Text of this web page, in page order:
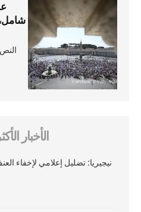
شامل،
الأخبار
نيجيريا: تضليل إعلامي لإخفاء